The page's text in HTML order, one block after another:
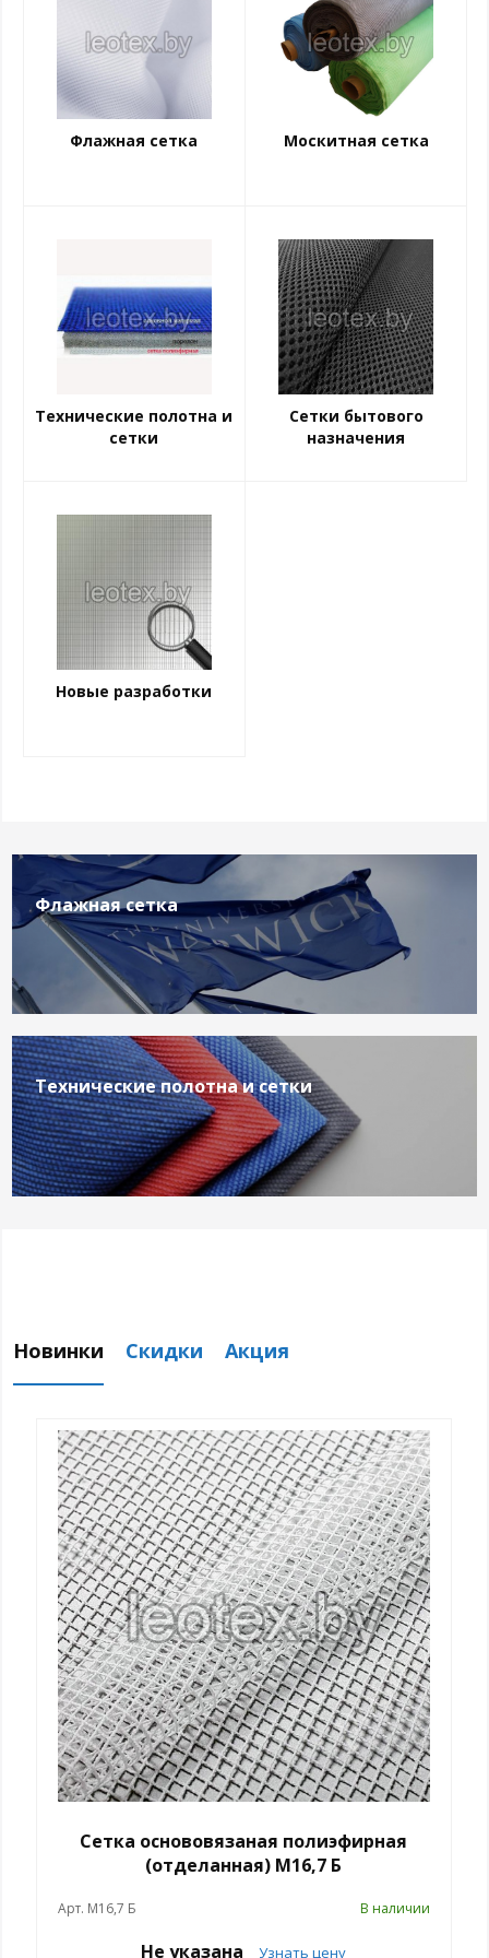
Флажная сетка Москитная сетка
Технические полотна и
сетки
Сетки бытового
назначения
Новые разработки
Флажная сетка
Технические полотна и сетки
Новинки Скидки Акция
Сетка основовязаная полиэфирная
(отделанная) M16,7 Б
Арт. М16,7 Б В наличии
Не указана Узнать цену